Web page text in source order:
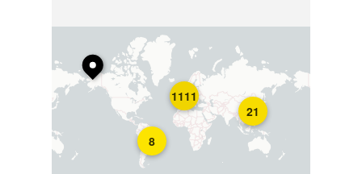
8
21
1111